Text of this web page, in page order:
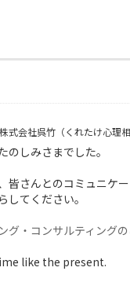
株式会社呉竹（くれたけ心理
のしみさまでした。
皆さんとのコミュニケ
してください。
グ・コンサルティング
like the present.